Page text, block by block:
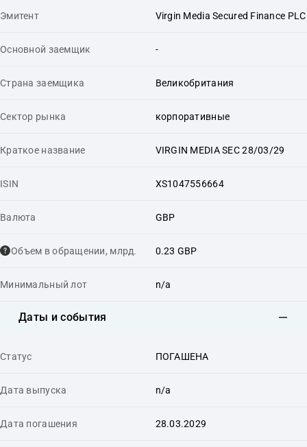
Эмитент Virgin Media Secured Finance PLC
Основной заемщик -
Страна заемщика Великобритания
Сектор рынка корпоративные
Краткое название VIRGIN MEDIA SEC 28/03/29
ISIN XS1047556664
Валюта GBP
Объем в обращении, млрд. 0.23 GBP
Минимальный лот n/a
Даты и события
Статус ПОГАШЕНА
Дата выпуска n/a
Дата погашения 28.03.2029